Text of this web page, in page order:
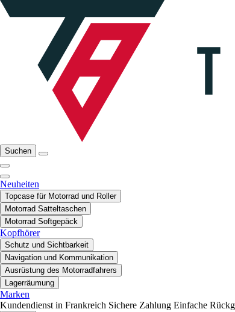
Suchen
Neuheiten
Topcase für Motorrad und Roller
Motorrad Satteltaschen
Motorrad Softgepäck
Kopfhörer
Schutz und Sichtbarkeit
Navigation und Kommunikation
Ausrüstung des Motorradfahrers
Lagerräumung
Marken
Kundendienst in Frankreich Sichere Zahlung Einfache